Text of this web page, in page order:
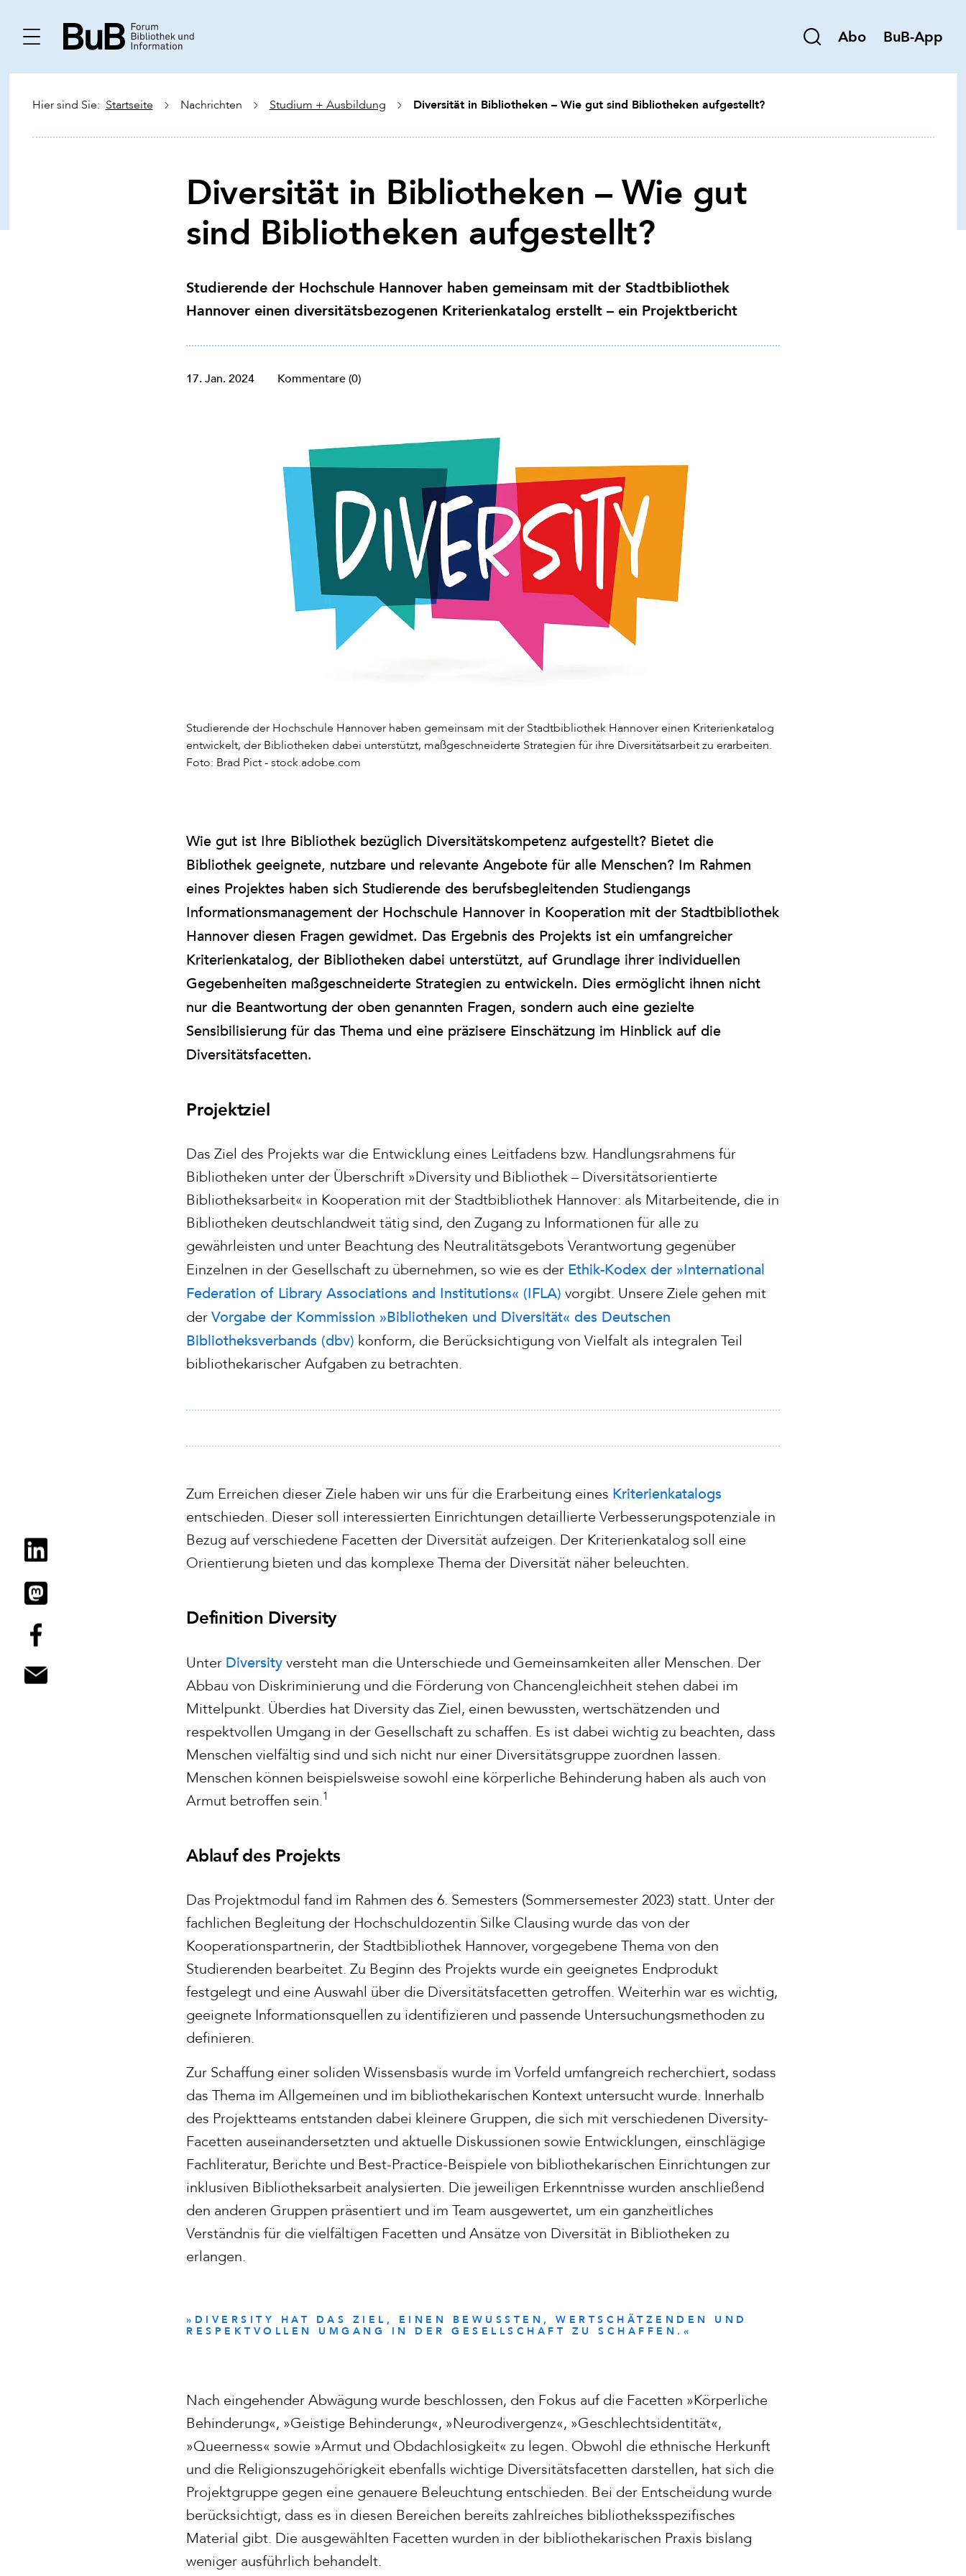
Abo BuB-App
Hier sind Sie: Startseite Nachrichten Studium + Ausbildung Diversität in Bibliotheken – Wie gut sind Bibliotheken aufgestellt?
Diversität in Bibliotheken – Wie gut
sind Bibliotheken aufgestellt?
Studierende der Hochschule Hannover haben gemeinsam mit der Stadtbibliothek
Hannover einen diversitätsbezogenen Kriterienkatalog erstellt – ein Projektbericht
17. Jan. 2024 Kommentare (0)
Studierende der Hochschule Hannover haben gemeinsam mit der Stadtbibliothek Hannover einen Kriterienkatalog
entwickelt, der Bibliotheken dabei unterstützt, maßgeschneiderte Strategien für ihre Diversitätsarbeit zu erarbeiten.
Foto: Brad Pict - stock.adobe.com
Wie gut ist Ihre Bibliothek bezüglich Diversitätskompetenz aufgestellt? Bietet die
Bibliothek geeignete, nutzbare und relevante Angebote für alle Menschen? Im Rahmen
eines Projektes haben sich Studierende des berufsbegleitenden Studiengangs
Informationsmanagement der Hochschule Hannover in Kooperation mit der Stadtbibliothek
Hannover diesen Fragen gewidmet. Das Ergebnis des Projekts ist ein umfangreicher
Kriterienkatalog, der Bibliotheken dabei unterstützt, auf Grundlage ihrer individuellen
Gegebenheiten maßgeschneiderte Strategien zu entwickeln. Dies ermöglicht ihnen nicht
nur die Beantwortung der oben genannten Fragen, sondern auch eine gezielte
Sensibilisierung für das Thema und eine präzisere Einschätzung im Hinblick auf die
Diversitätsfacetten.
Projektziel
Das Ziel des Projekts war die Entwicklung eines Leitfadens bzw. Handlungsrahmens für
Bibliotheken unter der Überschrift »Diversity und Bibliothek – Diversitätsorientierte
Bibliotheksarbeit« in Kooperation mit der Stadtbibliothek Hannover: als Mitarbeitende, die in
Bibliotheken deutschlandweit tätig sind, den Zugang zu Informationen für alle zu
gewährleisten und unter Beachtung des Neutralitätsgebots Verantwortung gegenüber
Einzelnen in der Gesellschaft zu übernehmen, so wie es der Ethik-Kodex der »International
Federation of Library Associations and Institutions« (IFLA) vorgibt. Unsere Ziele gehen mit
der Vorgabe der Kommission »Bibliotheken und Diversität« des Deutschen
Bibliotheksverbands (dbv) konform, die Berücksichtigung von Vielfalt als integralen Teil
bibliothekarischer Aufgaben zu betrachten.
Zum Erreichen dieser Ziele haben wir uns für die Erarbeitung eines Kriterienkatalogs
entschieden. Dieser soll interessierten Einrichtungen detaillierte Verbesserungspotenziale in
Bezug auf verschiedene Facetten der Diversität aufzeigen. Der Kriterienkatalog soll eine
Orientierung bieten und das komplexe Thema der Diversität näher beleuchten.
Definition Diversity
Unter Diversity versteht man die Unterschiede und Gemeinsamkeiten aller Menschen. Der
Abbau von Diskriminierung und die Förderung von Chancengleichheit stehen dabei im
Mittelpunkt. Überdies hat Diversity das Ziel, einen bewussten, wertschätzenden und
respektvollen Umgang in der Gesellschaft zu schaffen. Es ist dabei wichtig zu beachten, dass
Menschen vielfältig sind und sich nicht nur einer Diversitätsgruppe zuordnen lassen.
Menschen können beispielsweise sowohl eine körperliche Behinderung haben als auch von
Armut betroffen sein. 1
Ablauf des Projekts
Das Projektmodul fand im Rahmen des 6. Semesters (Sommersemester 2023) statt. Unter der
fachlichen Begleitung der Hochschuldozentin Silke Clausing wurde das von der
Kooperationspartnerin, der Stadtbibliothek Hannover, vorgegebene Thema von den
Studierenden bearbeitet. Zu Beginn des Projekts wurde ein geeignetes Endprodukt
festgelegt und eine Auswahl über die Diversitätsfacetten getroffen. Weiterhin war es wichtig,
geeignete Informationsquellen zu identifizieren und passende Untersuchungsmethoden zu
definieren.
Zur Schaffung einer soliden Wissensbasis wurde im Vorfeld umfangreich recherchiert, sodass
das Thema im Allgemeinen und im bibliothekarischen Kontext untersucht wurde. Innerhalb
des Projektteams entstanden dabei kleinere Gruppen, die sich mit verschiedenen Diversity-
Facetten auseinandersetzten und aktuelle Diskussionen sowie Entwicklungen, einschlägige
Fachliteratur, Berichte und Best-Practice-Beispiele von bibliothekarischen Einrichtungen zur
inklusiven Bibliotheksarbeit analysierten. Die jeweiligen Erkenntnisse wurden anschließend
den anderen Gruppen präsentiert und im Team ausgewertet, um ein ganzheitliches
Verständnis für die vielfältigen Facetten und Ansätze von Diversität in Bibliotheken zu
erlangen.
»DIVERSITY HAT DAS ZIEL, EINEN BEWUSSTEN, WERTSCHÄTZENDEN UND
RESPEKTVOLLEN UMGANG IN DER GESELLSCHAFT ZU SCHAFFEN.«
Nach eingehender Abwägung wurde beschlossen, den Fokus auf die Facetten »Körperliche
Behinderung«, »Geistige Behinderung«, »Neurodivergenz«, »Geschlechtsidentität«,
»Queerness« sowie »Armut und Obdachlosigkeit« zu legen. Obwohl die ethnische Herkunft
und die Religionszugehörigkeit ebenfalls wichtige Diversitätsfacetten darstellen, hat sich die
Projektgruppe gegen eine genauere Beleuchtung entschieden. Bei der Entscheidung wurde
berücksichtigt, dass es in diesen Bereichen bereits zahlreiches bibliotheksspezifisches
Material gibt. Die ausgewählten Facetten wurden in der bibliothekarischen Praxis bislang
weniger ausführlich behandelt.